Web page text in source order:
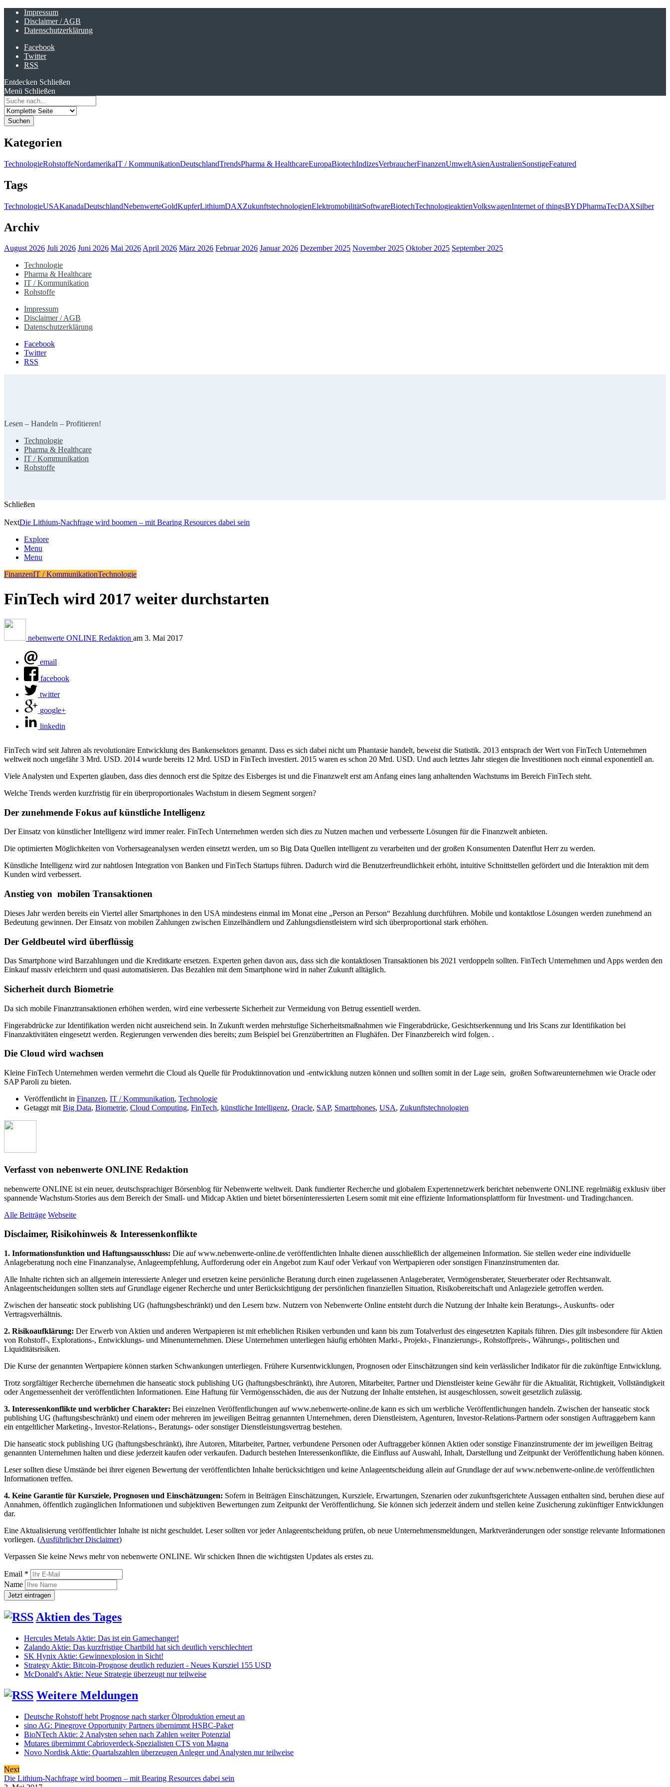
Impressum
Disclaimer / AGB
Datenschutzerklärung
Facebook
Twitter
RSS
Entdecken Schließen
Menü Schließen
Search
for:
Kategorien
TechnologieRohstoffeNordamerikaIT / KommunikationDeutschlandTrendsPharma & HealthcareEuropaBiotechIndizesVerbraucherFinanzenUmweltAsienAustralienSonstigeFeatured
Tags
TechnologieUSAKanadaDeutschlandNebenwerteGoldKupferLithiumDAXZukunftstechnologienElektromobilitätSoftwareBiotechTechnologieaktienVolkswagenInternet of thingsBYDPharmaTecDAXSilber
Archiv
August 2026 Juli 2026 Juni 2026 Mai 2026April 2026 März 2026 Februar 2026 Januar 2026 Dezember 2025 November 2025 Oktober 2025 September 2025
Technologie
Pharma & Healthcare
IT / Kommunikation
Rohstoffe
Impressum
Disclaimer / AGB
Datenschutzerklärung
Facebook
Twitter
RSS
Lesen – Handeln – Profitieren!
Technologie
Pharma & Healthcare
IT / Kommunikation
Rohstoffe
Schließen
NextDie Lithium-Nachfrage wird boomen – mit Bearing Resources dabei sein
Explore
Menu
Menu
FinanzenIT / KommunikationTechnologie
FinTech wird 2017 weiter durchstarten
nebenwerte ONLINE Redaktion am 3. Mai 2017
email
facebook
twitter
google+
linkedin
FinTech wird seit Jahren als revolutionäre Entwicklung des Bankensektors genannt. Dass es sich dabei nicht um Phantasie handelt, beweist die Statistik. 2013 entsprach der Wert von FinTech Unternehmen
weltweit noch ungefähr 3 Mrd. USD. 2014 wurde bereits 12 Mrd. USD in FinTech investiert. 2015 waren es schon 20 Mrd. USD. Und auch letztes Jahr stiegen die Investitionen noch einmal exponentiell an.
Viele Analysten und Experten glauben, dass dies dennoch erst die Spitze des Eisberges ist und die Finanzwelt erst am Anfang eines lang anhaltenden Wachstums im Bereich FinTech steht.
Welche Trends werden kurzfristig für ein überproportionales Wachstum in diesem Segment sorgen?
Der zunehmende Fokus auf künstliche Intelligenz
Der Einsatz von künstlicher Intelligenz wird immer realer. FinTech Unternehmen werden sich dies zu Nutzen machen und verbesserte Lösungen für die Finanzwelt anbieten.
Die optimierten Möglichkeiten von Vorhersageanalysen werden einsetzt werden, um so Big Data Quellen intelligent zu verarbeiten und der großen Konsumenten Datenflut Herr zu werden.
Künstliche Intelligenz wird zur nahtlosen Integration von Banken und FinTech Startups führen. Dadurch wird die Benutzerfreundlichkeit erhöht, intuitive Schnittstellen gefördert und die Interaktion mit dem
Kunden wird verbessert.
Anstieg von mobilen Transaktionen
Dieses Jahr werden bereits ein Viertel aller Smartphones in den USA mindestens einmal im Monat eine „Person an Person“ Bezahlung durchführen. Mobile und kontaktlose Lösungen werden zunehmend an
Bedeutung gewinnen. Der Einsatz von mobilen Zahlungen zwischen Einzelhändlern und Zahlungsdienstleistern wird sich überproportional stark erhöhen.
Der Geldbeutel wird überflüssig
Das Smartphone wird Barzahlungen und die Kreditkarte ersetzen. Experten gehen davon aus, dass sich die kontaktlosen Transaktionen bis 2021 verdoppeln sollten. FinTech Unternehmen und Apps werden den
Einkauf massiv erleichtern und quasi automatisieren. Das Bezahlen mit dem Smartphone wird in naher Zukunft alltäglich.
Sicherheit durch Biometrie
Da sich mobile Finanztransaktionen erhöhen werden, wird eine verbesserte Sicherheit zur Vermeidung von Betrug essentiell werden.
Fingerabdrücke zur Identifikation werden nicht ausreichend sein. In Zukunft werden mehrstufige Sicherheitsmaßnahmen wie Fingerabdrücke, Gesichtserkennung und Iris Scans zur Identifikation bei
Finanzaktivitäten eingesetzt werden. Regierungen verwenden dies bereits; zum Beispiel bei Grenzübertritten an Flughäfen. Der Finanzbereich wird folgen. .
Die Cloud wird wachsen
Kleine FinTech Unternehmen werden vermehrt die Cloud als Quelle für Produktinnovation und -entwicklung nutzen können und sollten somit in der Lage sein, großen Softwareunternehmen wie Oracle oder
SAP Paroli zu bieten.
Veröffentlicht in Finanzen, IT / Kommunikation, Technologie
Getaggt mit Big Data, Biometrie, Cloud Computing, FinTech, künstliche Intelligenz, Oracle, SAP, Smartphones, USA, Zukunftstechnologien
Verfasst von nebenwerte ONLINE Redaktion
nebenwerte ONLINE ist ein neuer, deutschsprachiger Börsenblog für Nebenwerte weltweit. Dank fundierter Recherche und globalem Expertennetzwerk berichtet nebenwerte ONLINE regelmäßig exklusiv über
spannende Wachstum-Stories aus dem Bereich der Small- und Midcap Aktien und bietet börseninteressierten Lesern somit mit eine effiziente Informationsplattform für Investment- und Tradingchancen.
Alle Beiträge Webseite
Disclaimer, Risikohinweis & Interessenkonflikte
1. Informationsfunktion und Haftungsausschluss: Die auf www.nebenwerte-online.de veröffentlichten Inhalte dienen ausschließlich der allgemeinen Information. Sie stellen weder eine individuelle
Anlageberatung noch eine Finanzanalyse, Anlageempfehlung, Aufforderung oder ein Angebot zum Kauf oder Verkauf von Wertpapieren oder sonstigen Finanzinstrumenten dar.
Alle Inhalte richten sich an allgemein interessierte Anleger und ersetzen keine persönliche Beratung durch einen zugelassenen Anlageberater, Vermögensberater, Steuerberater oder Rechtsanwalt.
Anlageentscheidungen sollten stets auf Grundlage eigener Recherche und unter Berücksichtigung der persönlichen finanziellen Situation, Risikobereitschaft und Anlageziele getroffen werden.
Zwischen der hanseatic stock publishing UG (haftungsbeschränkt) und den Lesern bzw. Nutzern von Nebenwerte Online entsteht durch die Nutzung der Inhalte kein Beratungs-, Auskunfts- oder
Vertragsverhältnis.
2. Risikoaufklärung: Der Erwerb von Aktien und anderen Wertpapieren ist mit erheblichen Risiken verbunden und kann bis zum Totalverlust des eingesetzten Kapitals führen. Dies gilt insbesondere für Aktien
von Rohstoff-, Explorations-, Entwicklungs- und Minenunternehmen. Diese Unternehmen unterliegen häufig erhöhten Markt-, Projekt-, Finanzierungs-, Rohstoffpreis-, Währungs-, politischen und
Liquiditätsrisiken.
Die Kurse der genannten Wertpapiere können starken Schwankungen unterliegen. Frühere Kursentwicklungen, Prognosen oder Einschätzungen sind kein verlässlicher Indikator für die zukünftige Entwicklung.
Trotz sorgfältiger Recherche übernehmen die hanseatic stock publishing UG (haftungsbeschränkt), ihre Autoren, Mitarbeiter, Partner und Dienstleister keine Gewähr für die Aktualität, Richtigkeit, Vollständigkeit
oder Angemessenheit der veröffentlichten Informationen. Eine Haftung für Vermögensschäden, die aus der Nutzung der Inhalte entstehen, ist ausgeschlossen, soweit gesetzlich zulässig.
3. Interessenkonflikte und werblicher Charakter: Bei einzelnen Veröffentlichungen auf www.nebenwerte-online.de kann es sich um werbliche Veröffentlichungen handeln. Zwischen der hanseatic stock
publishing UG (haftungsbeschränkt) und einem oder mehreren im jeweiligen Beitrag genannten Unternehmen, deren Dienstleistern, Agenturen, Investor-Relations-Partnern oder sonstigen Auftraggebern kann
ein entgeltlicher Marketing-, Investor-Relations-, Beratungs- oder sonstiger Dienstleistungsvertrag bestehen.
Die hanseatic stock publishing UG (haftungsbeschränkt), ihre Autoren, Mitarbeiter, Partner, verbundene Personen oder Auftraggeber können Aktien oder sonstige Finanzinstrumente der im jeweiligen Beitrag
genannten Unternehmen halten und diese jederzeit kaufen oder verkaufen. Dadurch bestehen Interessenkonflikte, die Einfluss auf Auswahl, Inhalt, Darstellung und Zeitpunkt der Veröffentlichung haben können.
Leser sollten diese Umstände bei ihrer eigenen Bewertung der veröffentlichten Inhalte berücksichtigen und keine Anlageentscheidung allein auf Grundlage der auf www.nebenwerte-online.de veröffentlichten
Informationen treffen.
4. Keine Garantie für Kursziele, Prognosen und Einschätzungen: Sofern in Beiträgen Einschätzungen, Kursziele, Erwartungen, Szenarien oder zukunftsgerichtete Aussagen enthalten sind, beruhen diese auf
Annahmen, öffentlich zugänglichen Informationen und subjektiven Bewertungen zum Zeitpunkt der Veröffentlichung. Sie können sich jederzeit ändern und stellen keine Zusicherung zukünftiger Entwicklungen
dar.
Eine Aktualisierung veröffentlichter Inhalte ist nicht geschuldet. Leser sollten vor jeder Anlageentscheidung prüfen, ob neue Unternehmensmeldungen, Marktveränderungen oder sonstige relevante Informationen
vorliegen. (Ausführlicher Disclaimer)
Verpassen Sie keine News mehr von nebenwerte ONLINE. Wir schicken Ihnen die wichtigsten Updates als erstes zu.
Email *
Name
Aktien des Tages
Hercules Metals Aktie: Das ist ein Gamechanger!
Zalando Aktie: Das kurzfristige Chartbild hat sich deutlich verschlechtert
SK Hynix Aktie: Gewinnexplosion in Sicht!
Strategy Aktie: Bitcoin-Prognose deutlich reduziert - Neues Kursziel 155 USD
McDonald's Aktie: Neue Strategie überzeugt nur teilweise
Weitere Meldungen
Deutsche Rohstoff hebt Prognose nach starker Ölproduktion erneut an
sino AG: Pinegrove Opportunity Partners übernimmt HSBC-Paket
BioNTech Aktie: 2 Analysten sehen nach Zahlen weiter Potenzial
Mutares übernimmt Cabrioverdeck-Spezialisten CTS von Magna
Novo Nordisk Aktie: Quartalszahlen überzeugen Anleger und Analysten nur teilweise
Next
Die Lithium-Nachfrage wird boomen – mit Bearing Resources dabei sein